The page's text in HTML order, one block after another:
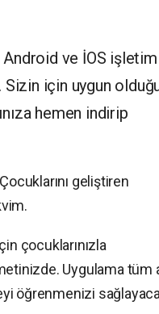
Android ve İOS işletim
için uygun
hemen indirip
geliştiren
çocuklarınızla
Uygulama tüm
öğrenmenizi